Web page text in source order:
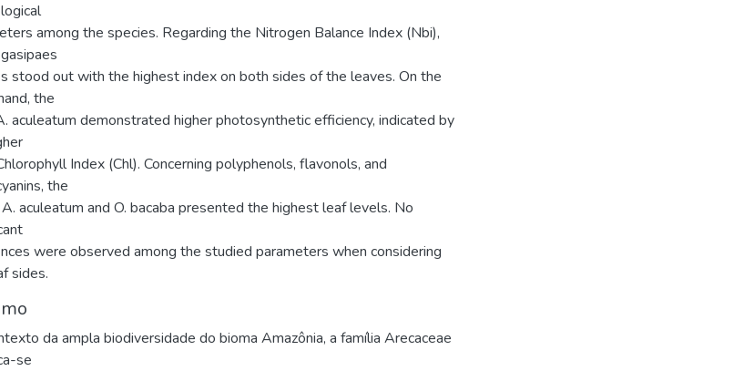
among the species. Regarding the Nitrogen Balance Index (Nbi),
stood out with the highest index on both sides of the leaves. On the
the
aculeatum demonstrated higher photosynthetic efficiency, indicated by
Index (Chl). Concerning polyphenols, flavonols, and
the
aculeatum and O. bacaba presented the highest leaf levels. No
were observed among the studied parameters when considering
sides.
da ampla biodiversidade do bioma Amazônia, a família Arecaceae
se